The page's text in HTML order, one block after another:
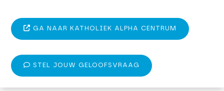
GA NAAR KATHOLIEK ALPHA CENTRUM
STEL JOUW GELOOFSVRAAG